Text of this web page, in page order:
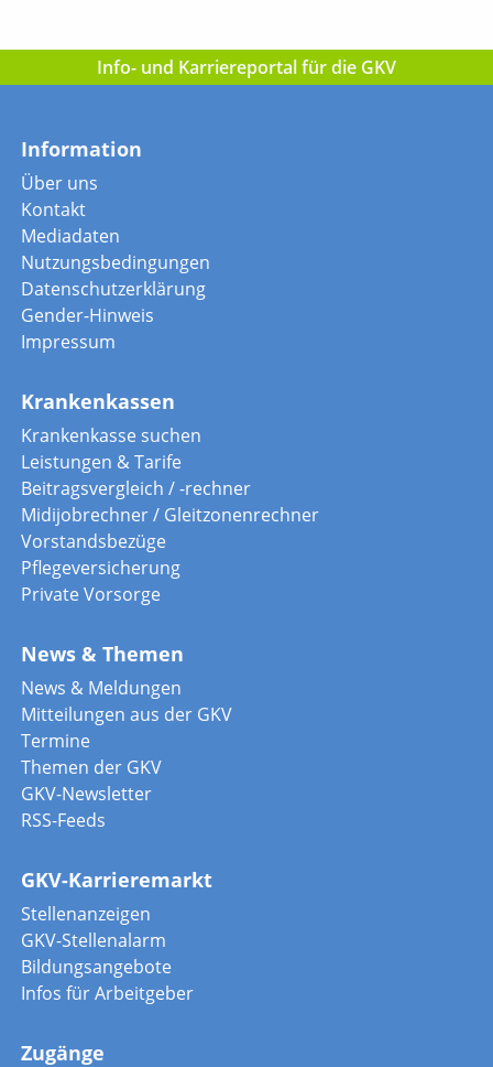
Info- und Karriereportal für die GKV
Information
Über uns
Kontakt
Mediadaten
Nutzungsbedingungen
Datenschutzerklärung
Gender-Hinweis
Impressum
Krankenkassen
Krankenkasse suchen
Leistungen & Tarife
Beitragsvergleich / -rechner
Midijobrechner / Gleitzonenrechner
Vorstandsbezüge
Pflegeversicherung
Private Vorsorge
News & Themen
News & Meldungen
Mitteilungen aus der GKV
Termine
Themen der GKV
GKV-Newsletter
RSS-Feeds
GKV-Karrieremarkt
Stellenanzeigen
GKV-Stellenalarm
Bildungsangebote
Infos für Arbeitgeber
Zugänge